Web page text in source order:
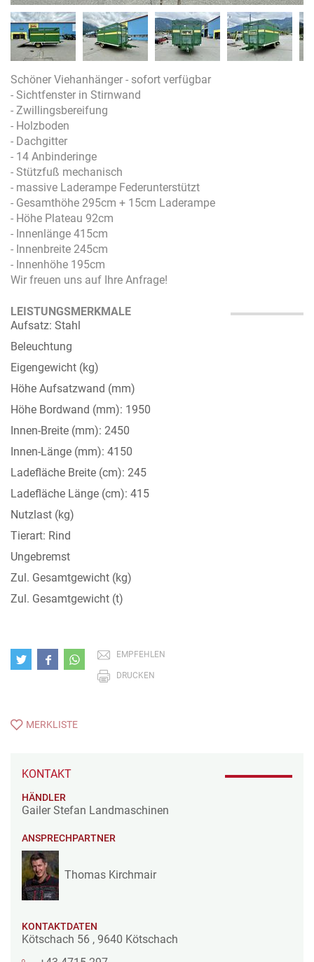
Schöner Viehanhänger - sofort verfügbar
- Sichtfenster in Stirnwand
- Zwillingsbereifung
- Holzboden
- Dachgitter
- 14 Anbinderinge
- Stützfuß mechanisch
- massive Laderampe Federunterstützt
- Gesamthöhe 295cm + 15cm Laderampe
- Höhe Plateau 92cm
- Innenlänge 415cm
- Innenbreite 245cm
- Innenhöhe 195cm
Wir freuen uns auf Ihre Anfrage!
LEISTUNGSMERKMALE
Aufsatz: Stahl
Beleuchtung
Eigengewicht (kg)
Höhe Aufsatzwand (mm)
Höhe Bordwand (mm): 1950
Innen-Breite (mm): 2450
Innen-Länge (mm): 4150
Ladefläche Breite (cm): 245
Ladefläche Länge (cm): 415
Nutzlast (kg)
Tierart: Rind
Ungebremst
Zul. Gesamtgewicht (kg)
Zul. Gesamtgewicht (t)
EMPFEHLEN
DRUCKEN
MERKLISTE
KONTAKT
HÄNDLER
Gailer Stefan Landmaschinen
ANSPRECHPARTNER
Thomas Kirchmair
KONTAKTDATEN
Kötschach 56 , 9640 Kötschach